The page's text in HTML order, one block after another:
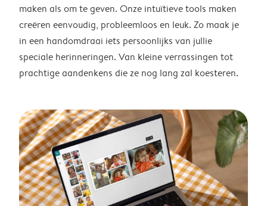
maken als om te geven. Onze intuïtieve tools maken
creëren eenvoudig, probleemloos en leuk. Zo maak je
in een handomdraai iets persoonlijks van jullie
speciale herinneringen. Van kleine verrassingen tot
prachtige aandenkens die ze nog lang zal koesteren.